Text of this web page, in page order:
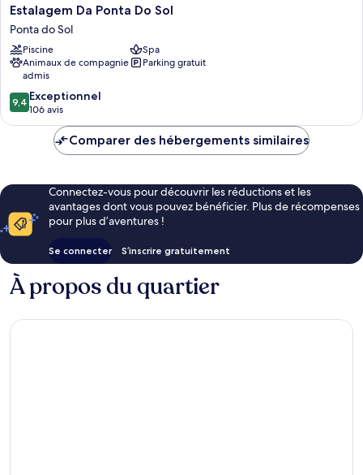
Estalagem
Da
Ponta
Do
Sol
Ponta
do
Sol
Estalagem Da Ponta Do Sol
Ponta do Sol
Piscine
Spa
Animaux de compagnie
admis
Parking gratuit
9.4
sur
10,
Exceptionnel,
9,4 Exceptionnel
106 avis
Comparer des hébergements similaires
Connectez-vous pour découvrir les réductions et les
avantages dont vous pouvez bénéficier. Plus de récompenses
pour plus d’aventures !
Se connecter S’inscrire gratuitement
À propos du quartier